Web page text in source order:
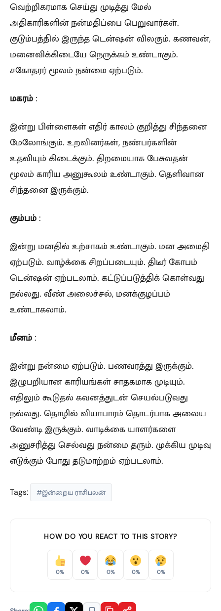
வெற்றிகரமாக செய்து முடித்து மேல்
அதிகாரிகளின் நன்மதிப்பை பெறுவார்கள்.
குடும்பத்தில் இருந்த டென்ஷன் விலகும். கணவன்,
மனைவிக்கிடையே நெருக்கம் உண்டாகும்.
சகோதரர் மூலம் நன்மை ஏற்படும்.
மகரம் :
இன்று பிள்ளைகள் எதிர் காலம் குறித்து சிந்தனை
மேலோங்கும். உறவினர்கள், நண்பர்களின்
உதவியும் கிடைக்கும். திறமையாக பேசுவதன்
மூலம் காரிய அனுகூலம் உண்டாகும். தெளிவான
சிந்தனை இருக்கும்.
கும்பம் :
இன்று மனதில் உற்சாகம் உண்டாகும். மன அமைதி
ஏற்படும். வாழ்க்கை சிறப்படையும். திடீர் கோபம்
டென்ஷன் ஏற்படலாம். கட்டுப்படுத்திக் கொள்வது
நல்லது. வீண் அலைச்சல், மனக்குழப்பம்
உண்டாகலாம்.
மீனம் :
இன்று நன்மை ஏற்படும். பணவரத்து இருக்கும்.
இழுபறியான காரியங்கள் சாதகமாக முடியும்.
எதிலும் கூடுதல் கவனத்துடன் செயல்படுவது
நல்லது. தொழில் வியாபாரம் தொடர்பாக அலைய
வேண்டி இருக்கும். வாடிக்கை யாளர்களை
அனுசரித்து செல்வது நன்மை தரும். முக்கிய முடிவு
எடுக்கும் போது தடுமாற்றம் ஏற்படலாம்.
Tags: #இன்றைய ராசிபலன்
HOW DO YOU REACT TO THIS STORY?
0% 0% 0% 0% 0%